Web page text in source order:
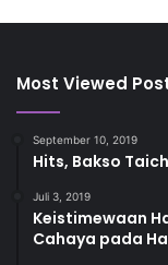
Most Viewed
September 10, 2019
Hits, Bakso
Juli 3, 2019
Keistimewaan
Cahaya pada